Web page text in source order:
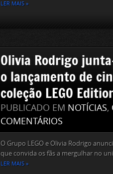
LER MAIS »
Olivia Rodrigo
o lançamento de
coleção LEGO
PUBLICADO EM NOTÍCIAS,
COMENTÁRIOS
O Grupo LEGO e Olivia Rodrigo
que convida os fãs a mergulhar no
LER MAIS »